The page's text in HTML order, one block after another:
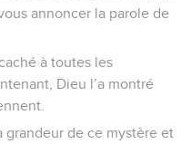
annoncer la parole de
à toutes les
Dieu l’a montré
grandeur de ce mystère et